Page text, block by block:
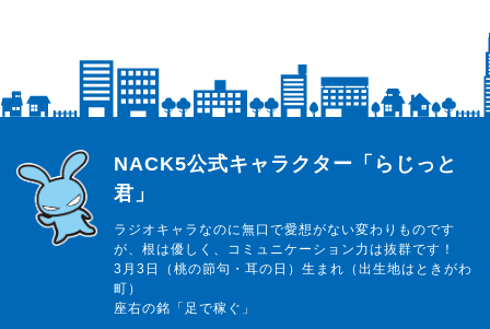
らじっと君
NACK5公式キャラクター「らじっと
君」
ラジオキャラなのに無口で愛想がない変わりものです
が、根は優しく、コミュニケーション力は抜群です！
3月3日（桃の節句・耳の日）生まれ（出生地はときがわ
町）
座右の銘「足で稼ぐ」